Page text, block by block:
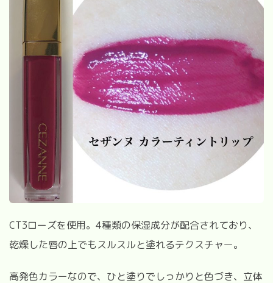
CT3ローズを使用。 4種類の保湿成分が配合されており、
乾燥した唇の上でもスルスルと塗れるテクスチャー。
高発色カラーなので、ひと塗りでしっかりと色づき、立体